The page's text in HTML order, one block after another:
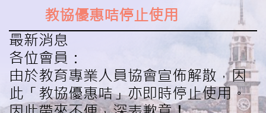
教協優惠咭停止使用
最新消息
各位會員：
由於教育專業人員協會宣佈解散，因
此「教協優惠咭」亦即時停止使用。